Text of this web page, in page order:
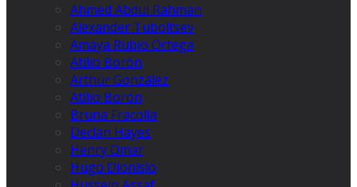
Ahmed Abdul Rahman
Alexander Tuboltsev
Amaya Rubio Ortega
Atilio Borón
Arthur González
Atilio Borón
Bruna Fracolla
Declan Hayes
Henry Omar
Hugo Dionísio